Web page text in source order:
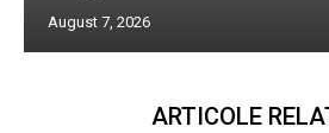
August 7, 2026
ARTICOLE